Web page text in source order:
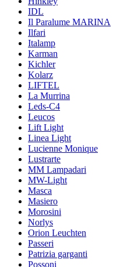
IDL
Il Paralume MARINA
Ilfari
Italamp
Karman
Kichler
Kolarz
LIFTEL
La Murrina
Leds-C4
Leucos
Lift Light
Linea Light
Lucienne Monique
Lustrarte
MM Lampadari
MW-Light
Masca
Masiero
Morosini
Norlys
Orion Leuchten
Passeri
Patrizia garganti
Possoni